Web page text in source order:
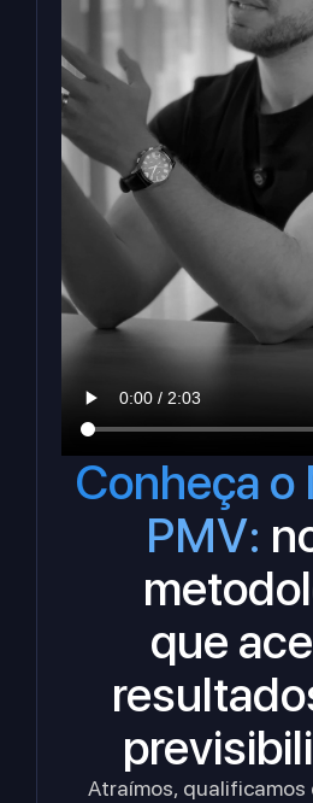
Conheça
PMV:
que
Atraímos, qualificamos